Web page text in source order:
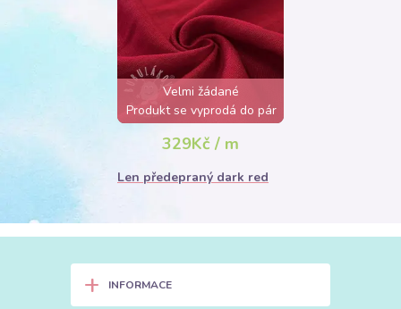
Velmi žádané
Produkt se vyprodá do pár
hodin
329Kč / m
Len předepraný dark red
+ INFORMACE